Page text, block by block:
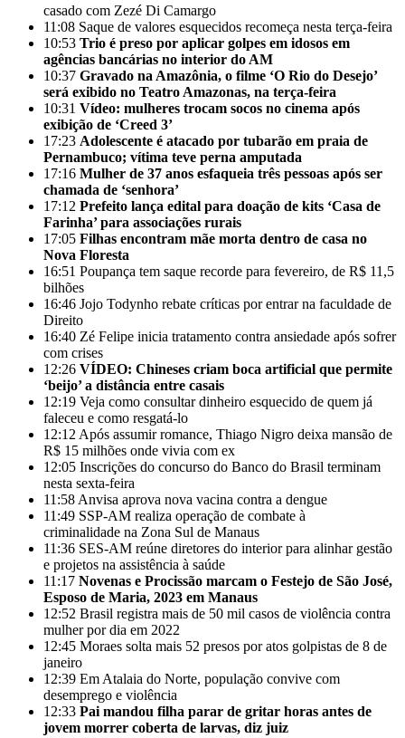
casado com Zezé Di Camargo
11:08 Saque de valores esquecidos recomeça nesta terça-feira
10:53 Trio é preso por aplicar golpes em idosos em
agências bancárias no interior do AM
10:37 Gravado na Amazônia, o filme ‘O Rio do Desejo’
será exibido no Teatro Amazonas, na terça-feira
10:31 Vídeo: mulheres trocam socos no cinema após
exibição de ‘Creed 3’
17:23 Adolescente é atacado por tubarão em praia de
Pernambuco; vítima teve perna amputada
17:16 Mulher de 37 anos esfaqueia três pessoas após ser
chamada de ‘senhora’
17:12 Prefeito lança edital para doação de kits ‘Casa de
Farinha’ para associações rurais
17:05 Filhas encontram mãe morta dentro de casa no
Nova Floresta
16:51 Poupança tem saque recorde para fevereiro, de R$ 11,5
bilhões
16:46 Jojo Todynho rebate críticas por entrar na faculdade de
Direito
16:40 Zé Felipe inicia tratamento contra ansiedade após sofrer
com crises
12:26 VÍDEO: Chineses criam boca artificial que permite
‘beijo’ a distância entre casais
12:19 Veja como consultar dinheiro esquecido de quem já
faleceu e como resgatá-lo
12:12 Após assumir romance, Thiago Nigro deixa mansão de
R$ 15 milhões onde vivia com ex
12:05 Inscrições do concurso do Banco do Brasil terminam
nesta sexta-feira
11:58 Anvisa aprova nova vacina contra a dengue
11:49 SSP-AM realiza operação de combate à
criminalidade na Zona Sul de Manaus
11:36 SES-AM reúne diretores do interior para alinhar gestão
e projetos na assistência à saúde
11:17 Novenas e Procissão marcam o Festejo de São José,
Esposo de Maria, 2023 em Manaus
12:52 Brasil registra mais de 50 mil casos de violência contra
mulher por dia em 2022
12:45 Moraes solta mais 52 presos por atos golpistas de 8 de
janeiro
12:39 Em Atalaia do Norte, população convive com
desemprego e violência
12:33 Pai mandou filha parar de gritar horas antes de
jovem morrer coberta de larvas, diz juiz